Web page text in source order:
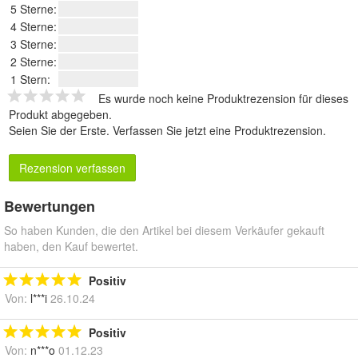
5 Sterne:
4 Sterne:
3 Sterne:
2 Sterne:
1 Stern:
Es wurde noch keine Produktrezension für dieses
Produkt abgegeben.
Seien Sie der Erste. Verfassen Sie jetzt eine Produktrezension.
Rezension verfassen
Bewertungen
So haben Kunden, die den Artikel bei diesem Verkäufer gekauft
haben, den Kauf bewertet.
Positiv
Von: l***i 26.10.24
Positiv
Von: n***o 01.12.23